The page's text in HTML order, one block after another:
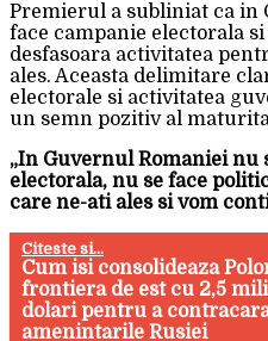
Premierul a subliniat ca in
face campanie electorala
desfasoara activitatea
ales. Aceasta delimitare
electorale si activitatea
un semn pozitiv al
„In Guvernul Romaniei nu
electorala, nu se face
care ne-ati ales si vom
Citeste si...
Cum isi consolideaza
frontiera de est cu 2,5
dolari pentru a
amenintarile Rusiei